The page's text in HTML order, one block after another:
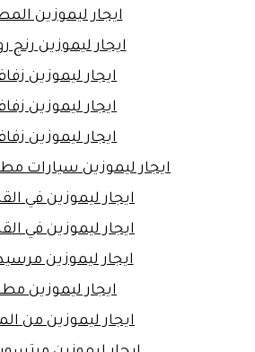
ايجار ليموزين
ايجار ليموزين رنج
ايجار ليموزين
ايجار ليموزين
ايجار ليموزين
ايجار ليموزين سيارات
ايجار ليموزين في
ايجار ليموزين في
ايجار ليموزين
ايجار ليموزين
ايجار ليموزين من